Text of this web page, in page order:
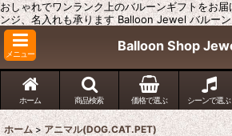
おしゃれでワンランク上のバルーンギフトをお
ンジ、名入れも承ります Balloon Jewel バルー
メニュー
Balloon Shop
ホーム 商品検索 価格で選ぶ シーンで選ぶ
ホーム > アニマル(DOG.CAT.PET)